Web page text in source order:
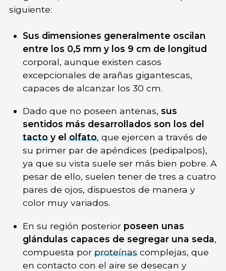
siguiente:
Sus dimensiones generalmente oscilan
entre los 0,5 mm y los 9 cm de longitud
corporal, aunque existen casos
excepcionales de arañas gigantescas,
capaces de alcanzar los 30 cm.
Dado que no poseen antenas, sus
sentidos más desarrollados son los del
tactoy elolfato, que ejercen a través de
su primer par de apéndices (pedipalpos),
ya que su vista suele ser más bien pobre. A
pesar de ello, suelen tener de tres a cuatro
pares de ojos, dispuestos de manera y
color muy variados.
En su región posterior poseen unas
glándulas capaces de segregar una seda,
compuesta porproteínascomplejas, que
en contacto con el aire se desecan y